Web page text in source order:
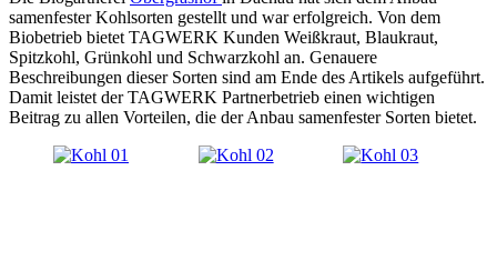
samenfester Kohlsorten gestellt und war erfolgreich. Von dem
Biobetrieb bietet TAGWERK Kunden Weißkraut, Blaukraut,
Spitzkohl, Grünkohl und Schwarzkohl an. Genauere
Beschreibungen dieser Sorten sind am Ende des Artikels aufgeführt.
Damit leistet der TAGWERK Partnerbetrieb einen wichtigen
Beitrag zu allen Vorteilen, die der Anbau samenfester Sorten bietet.